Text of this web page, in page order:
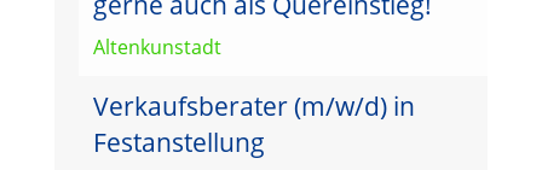
Altenkunstadt
Verkaufsberater (m/w/d) in
Festanstellung